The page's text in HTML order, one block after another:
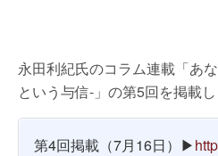
永田利紀氏のコラム連載「あ
という与信-」の第5回を掲載し
第4回掲載（7月16日）▶